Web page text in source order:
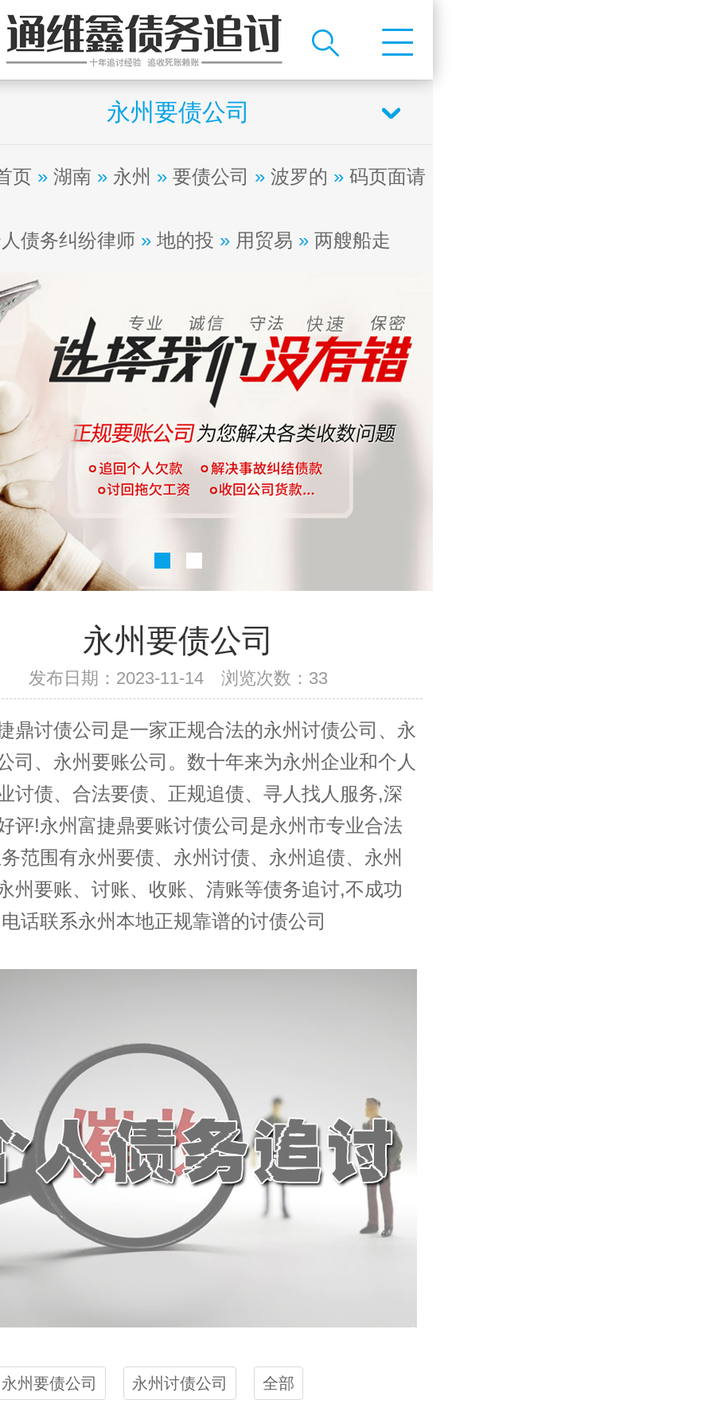
永州要债公司
页 » 湖南 » 永州 » 要债公司 » 波罗的 » 码页面请
债务纠纷律师 » 地的投 » 用贸易 » 两艘船走
永州要债公司
发布日期：2023-11-14 浏览次数： 33
鼎讨债公司 是一家正规合法的永州讨债公司 、 永
司 、 永州要账公司 。数十年来为永州企业和个人
讨债、合法要债、正规追债、寻人找人服务,深
评!永州富捷鼎要账讨债公司是永州市专业合法
范围有永州要债、永州讨债、永州追债、永州
州要账、讨账、收账、清账等债务追讨,不成功
话联系永州本地正规靠谱的讨债公司
永州要债公司 永州讨债公司 全部